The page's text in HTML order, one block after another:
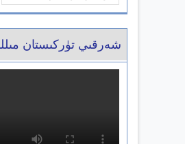
شەرقىي تۈركىستان